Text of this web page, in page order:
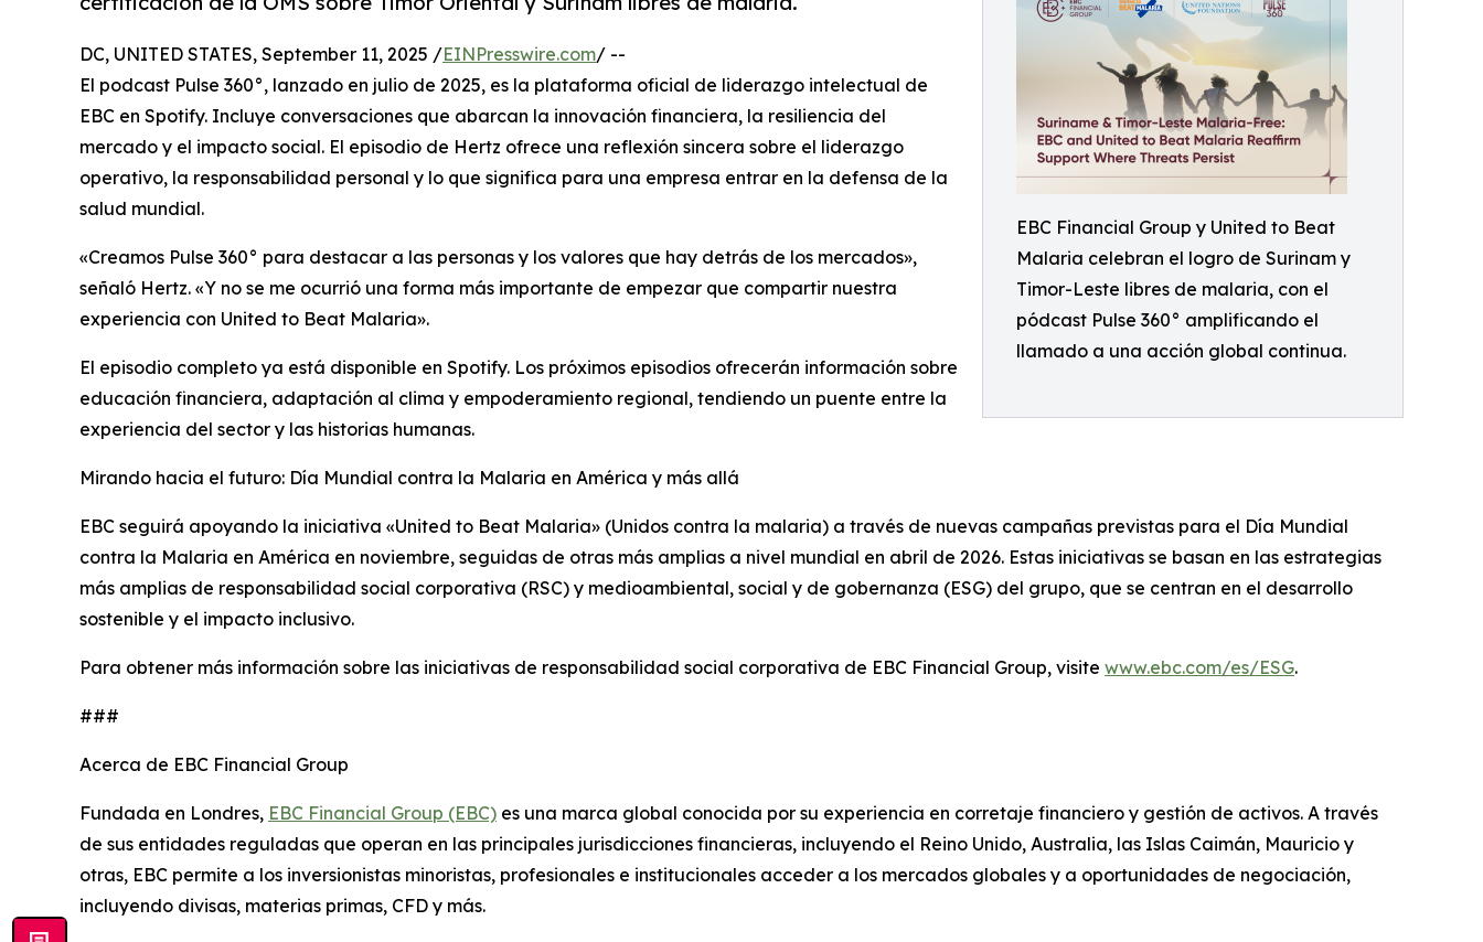
EBC Financial Group y United to Beat
Malaria celebran el logro de Surinam y
Timor-Leste libres de malaria, con el
pódcast Pulse 360° amplificando el
llamado a una acción global continua.
DC, UNITED STATES, September 11, 2025 /EINPresswire.com/ --
El podcast Pulse 360°, lanzado en julio de 2025, es la plataforma oficial de liderazgo intelectual de
EBC en Spotify. Incluye conversaciones que abarcan la innovación financiera, la resiliencia del
mercado y el impacto social. El episodio de Hertz ofrece una reflexión sincera sobre el liderazgo
operativo, la responsabilidad personal y lo que significa para una empresa entrar en la defensa de la
salud mundial.
«Creamos Pulse 360° para destacar a las personas y los valores que hay detrás de los mercados»,
señaló Hertz. «Y no se me ocurrió una forma más importante de empezar que compartir nuestra
experiencia con United to Beat Malaria».
El episodio completo ya está disponible en Spotify. Los próximos episodios ofrecerán información sobre
educación financiera, adaptación al clima y empoderamiento regional, tendiendo un puente entre la
experiencia del sector y las historias humanas.
Mirando hacia el futuro: Día Mundial contra la Malaria en América y más allá
EBC seguirá apoyando la iniciativa «United to Beat Malaria» (Unidos contra la malaria) a través de nuevas campañas previstas para el Día Mundial
contra la Malaria en América en noviembre, seguidas de otras más amplias a nivel mundial en abril de 2026. Estas iniciativas se basan en las estrategias
más amplias de responsabilidad social corporativa (RSC) y medioambiental, social y de gobernanza (ESG) del grupo, que se centran en el desarrollo
sostenible y el impacto inclusivo.
Para obtener más información sobre las iniciativas de responsabilidad social corporativa de EBC Financial Group, visite www.ebc.com/es/ESG.
###
Acerca de EBC Financial Group
Fundada en Londres, EBC Financial Group (EBC) es una marca global conocida por su experiencia en corretaje financiero y gestión de activos. A través
de sus entidades reguladas que operan en las principales jurisdicciones financieras, incluyendo el Reino Unido, Australia, las Islas Caimán, Mauricio y
otras, EBC permite a los inversionistas minoristas, profesionales e institucionales acceder a los mercados globales y a oportunidades de negociación,
incluyendo divisas, materias primas, CFD y más.